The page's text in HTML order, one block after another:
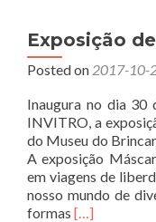
Exposição
Posted on 2017-10-
Inaugura no dia 30
INVITRO, a
do Museu do
A exposição
em viagens de
nosso mundo de
formas Read
[…]